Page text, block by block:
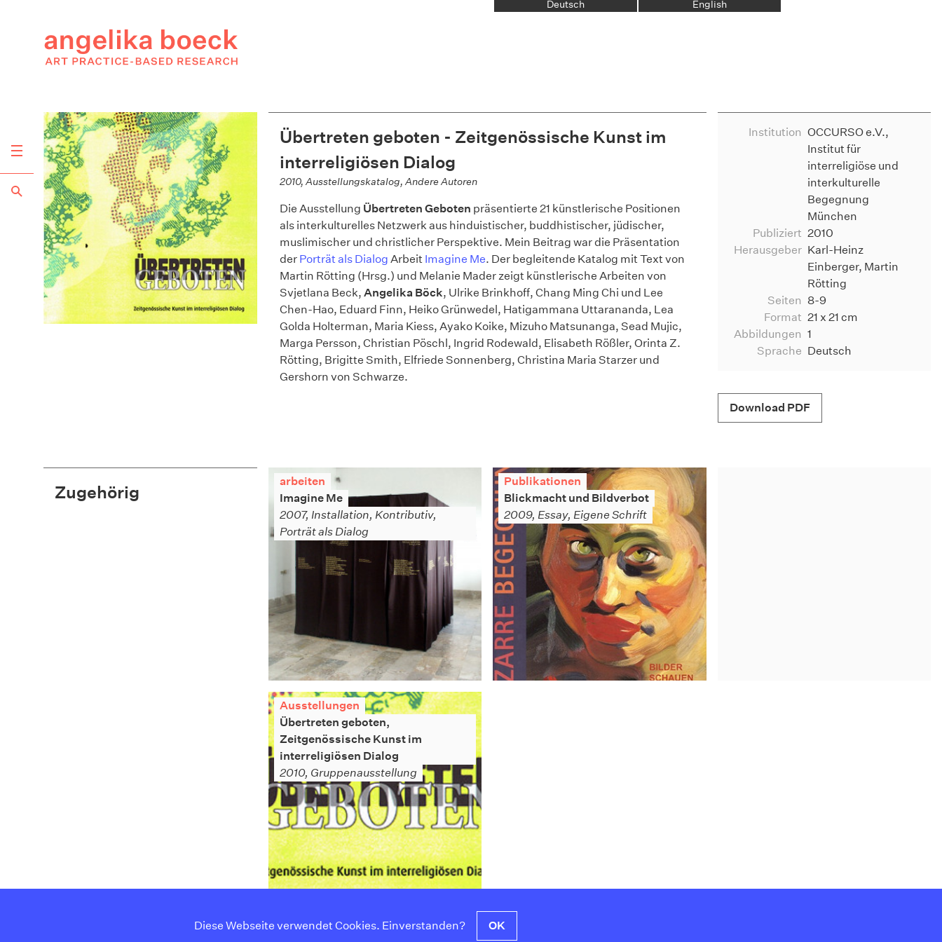
Deutsch English
Übertreten geboten - Zeitgenössische Kunst im
interreligiösen Dialog
2010, Ausstellungskatalog, Andere Autoren
Die Ausstellung Übertreten Geboten präsentierte 21 künstlerische Positionen
als interkulturelles Netzwerk aus hinduistischer, buddhistischer, jüdischer,
muslimischer und christlicher Perspektive. Mein Beitrag war die Präsentation
der Porträt als Dialog Arbeit Imagine Me. Der begleitende Katalog mit Text von
Martin Rötting (Hrsg.) und Melanie Mader zeigt künstlerische Arbeiten von
Svjetlana Beck, Angelika Böck, Ulrike Brinkhoff, Chang Ming Chi und Lee
Chen-Hao, Eduard Finn, Heiko Grünwedel, Hatigammana Uttarananda, Lea
Golda Holterman, Maria Kiess, Ayako Koike, Mizuho Matsunanga, Sead Mujic,
Marga Persson, Christian Pöschl, Ingrid Rodewald, Elisabeth Rößler, Orinta Z.
Rötting, Brigitte Smith, Elfriede Sonnenberg, Christina Maria Starzer und
Gershorn von Schwarze.
Institution OCCURSO e.V.,
Institut für
interreligiöse und
interkulturelle
Begegnung
München
Publiziert 2010
Herausgeber Karl-Heinz
Einberger, Martin
Rötting
Seiten 8-9
Format 21 x 21 cm
Abbildungen 1
Sprache Deutsch
Download PDF
Zugehörig
arbeiten
Imagine Me
2007, Installation, Kontributiv,
Porträt als Dialog
Publikationen
Blickmacht und Bildverbot
2009, Essay, Eigene Schrift
Ausstellungen
Übertreten geboten,
Zeitgenössische Kunst im
interreligiösen Dialog
2010, Gruppenausstellung
Diese Webseite verwendet Cookies. Einverstanden? OK